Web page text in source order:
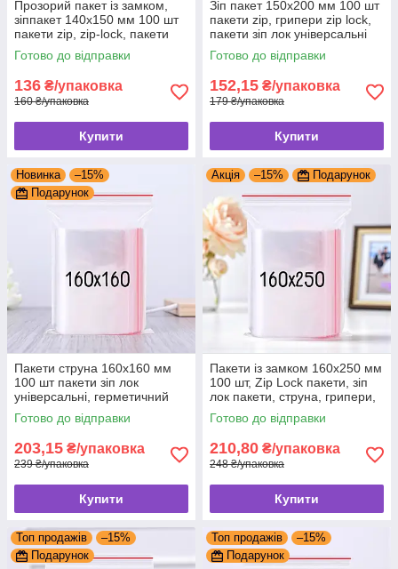
Прозорий пакет із замком,
зіппакет 140x150 мм 100 шт
пакети zip, zip-lock, пакети
струна zip lock
Готово до відправки
136 ₴/упаковка
160 ₴/упаковка
Купити
Зіп пакет 150х200 мм 100 шт
пакети zip, грипери zip lock,
пакети зіп лок універсальні
Готово до відправки
152,15 ₴/упаковка
179 ₴/упаковка
Купити
Новинка
–15%
Подарунок
Пакети струна 160x160 мм
100 шт пакети зіп лок
універсальні, герметичний
грипер пакет, грипери zip lock
Готово до відправки
203,15 ₴/упаковка
239 ₴/упаковка
Купити
Акція –15% Подарунок
Пакети із замком 160x250 мм
100 шт, Zip Lock пакети, зіп
лок пакети, струна, грипери,
пакети із замком ZIP-LOCK
Готово до відправки
210,80 ₴/упаковка
248 ₴/упаковка
Купити
Топ продажів
–15%
Подарунок
Топ продажів
–15%
Подарунок